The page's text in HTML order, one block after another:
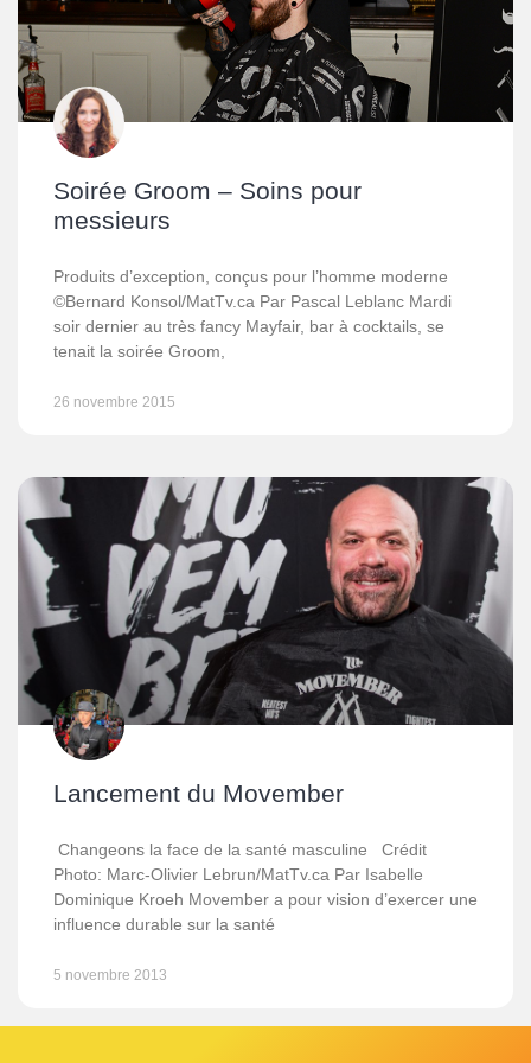
Soirée Groom – Soins pour
messieurs
Produits d’exception, conçus pour l’homme moderne
©Bernard Konsol/MatTv.ca Par Pascal Leblanc Mardi
soir dernier au très fancy Mayfair, bar à cocktails, se
tenait la soirée Groom,
26 novembre 2015
Lancement du Movember
Changeons la face de la santé masculine Crédit
Photo: Marc-Olivier Lebrun/MatTv.ca Par Isabelle
Dominique Kroeh Movember a pour vision d’exercer une
influence durable sur la santé
5 novembre 2013